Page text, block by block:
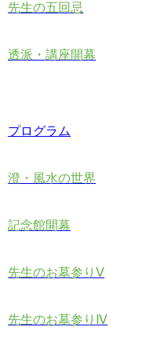
先生の五回忌
透派・講座開幕
プログラム
澄・風水の世界
記念館開幕
先生のお墓参りⅤ
先生のお墓参りⅣ